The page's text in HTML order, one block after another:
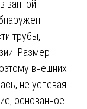
ванной
трубы,
Размер
внешних
не успевая
основанное